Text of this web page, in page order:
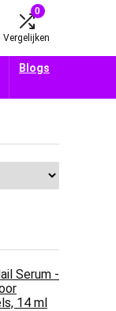
0
Vergelijken
Blogs
Serum -
14 ml